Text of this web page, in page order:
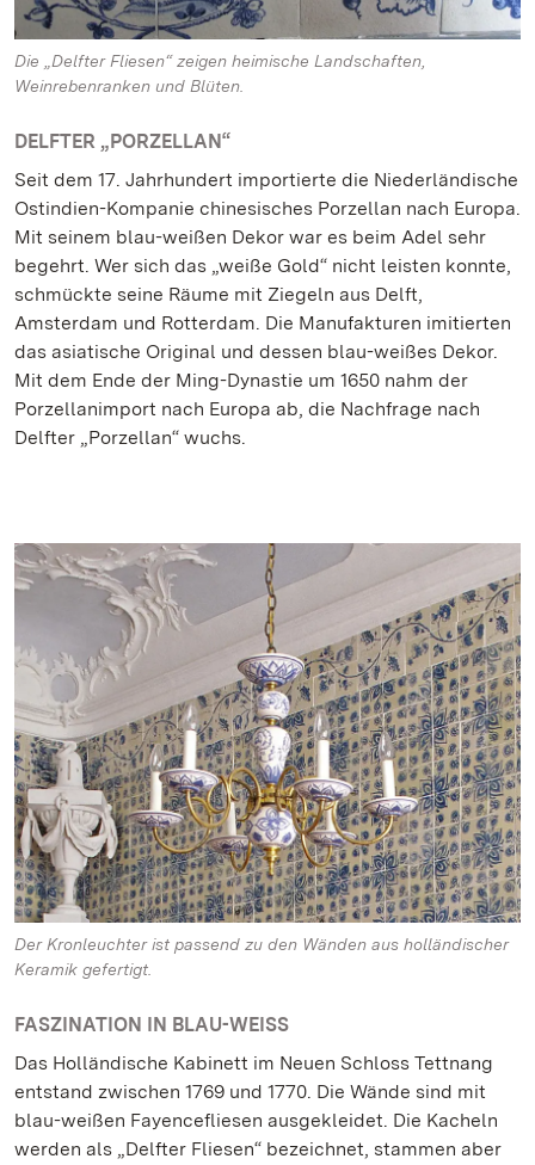
Die „Delfter Fliesen“ zeigen heimische Landschaften,
Weinrebenranken und Blüten.
DELFTER „PORZELLAN“
Seit dem 17. Jahrhundert importierte die Niederländische
Ostindien-Kompanie chinesisches Porzellan nach Europa.
Mit seinem blau-weißen Dekor war es beim Adel sehr
begehrt. Wer sich das „weiße Gold“ nicht leisten konnte,
schmückte seine Räume mit Ziegeln aus Delft,
Amsterdam und Rotterdam. Die Manufakturen imitierten
das asiatische Original und dessen blau-weißes Dekor.
Mit dem Ende der Ming-Dynastie um 1650 nahm der
Porzellanimport nach Europa ab, die Nachfrage nach
Delfter „Porzellan“ wuchs.
Der Kronleuchter ist passend zu den Wänden aus holländischer
Keramik gefertigt.
FASZINATION IN BLAU-WEISS
Das Holländische Kabinett im Neuen Schloss Tettnang
entstand zwischen 1769 und 1770. Die Wände sind mit
blau-weißen Fayencefliesen ausgekleidet. Die Kacheln
werden als „Delfter Fliesen“ bezeichnet, stammen aber